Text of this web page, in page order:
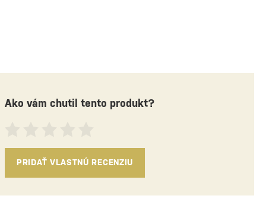
Ako vám chutil tento produkt?
PRIDAŤ VLASTNÚ RECENZIU